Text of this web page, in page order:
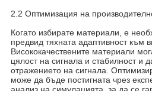
2.2 Оптимизация на
Когато избирате материали, е
предвид тяхната адаптивност към
Висококачествените материали
цялост на сигнала и стабилност и
отражението на сигнала.
може да бъде постигната чрез